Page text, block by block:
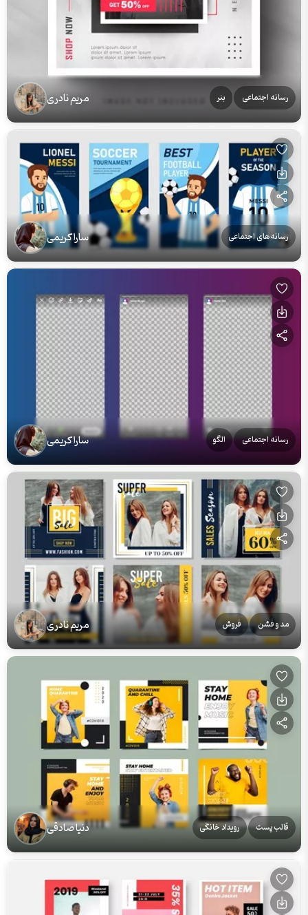
رسانه اجتماعی بنر مریم نادری
رسانه‌های اجتماعی سارا کریمی
رسانه اجتماعی الگو سارا کریمی
مد و فشن فروش مریم نادری
قالب پست رویداد خانگی دنیا صادقی